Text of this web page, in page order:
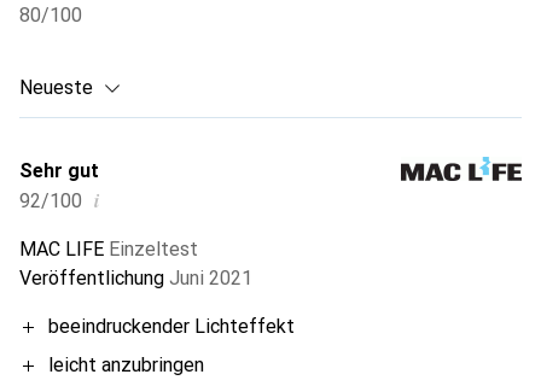
80/100
Neueste
Sehr gut
92/100 i
MAC LIFE Einzeltest
Veröffentlichung Juni 2021
beeindruckender Lichteffekt
leicht anzubringen